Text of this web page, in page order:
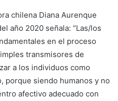
chilena Diana Aurenque
año 2020 señala: “Las/los
en el proceso
transmisores de
a los individuos como
porque siendo humanos y no
afectivo adecuado con